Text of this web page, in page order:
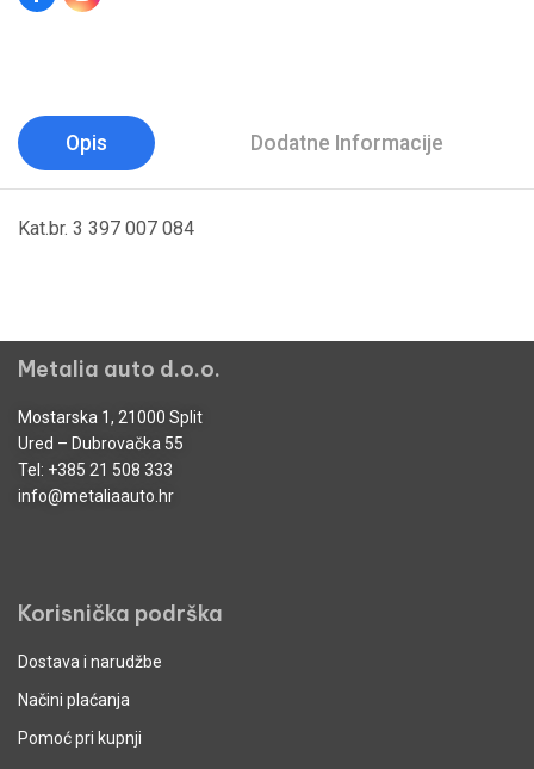
Opis Dodatne Informacije
Kat.br. 3 397 007 084
Metalia auto d.o.o.
Mostarska 1, 21000 Split
Ured – Dubrovačka 55
Tel: +385 21 508 333
info@metaliaauto.hr
Korisnička podrška
Dostava i narudžbe
Načini plaćanja
Pomoć pri kupnji